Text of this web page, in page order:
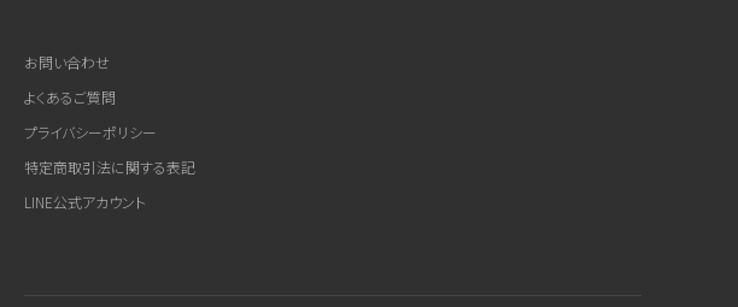
お問い合わせ
よくあるご質問
プライバシーポリシー
特定商取引法に関する表記
LINE公式アカウント